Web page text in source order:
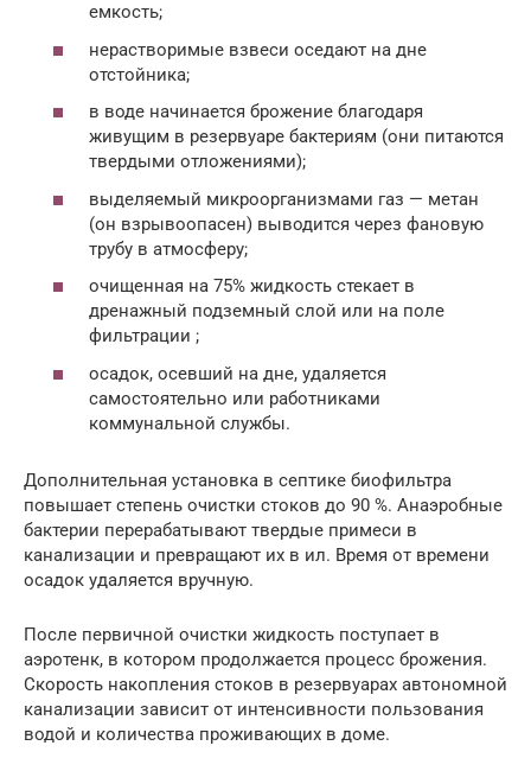
емкость;
нерастворимые взвеси оседают на дне
отстойника;
в воде начинается брожение благодаря
живущим в резервуаре бактериям (они питаются
твердыми отложениями);
выделяемый микроорганизмами газ — метан
(он взрывоопасен) выводится через фановую
трубу в атмосферу;
очищенная на 75% жидкость стекает в
дренажный подземный слой или на поле
фильтрации ;
осадок, осевший на дне, удаляется
самостоятельно или работниками
коммунальной службы.
Дополнительная установка в септике биофильтра
повышает степень очистки стоков до 90 %. Анаэробные
бактерии перерабатывают твердые примеси в
канализации и превращают их в ил. Время от времени
осадок удаляется вручную.
После первичной очистки жидкость поступает в
аэротенк, в котором продолжается процесс брожения.
Скорость накопления стоков в резервуарах автономной
канализации зависит от интенсивности пользования
водой и количества проживающих в доме.